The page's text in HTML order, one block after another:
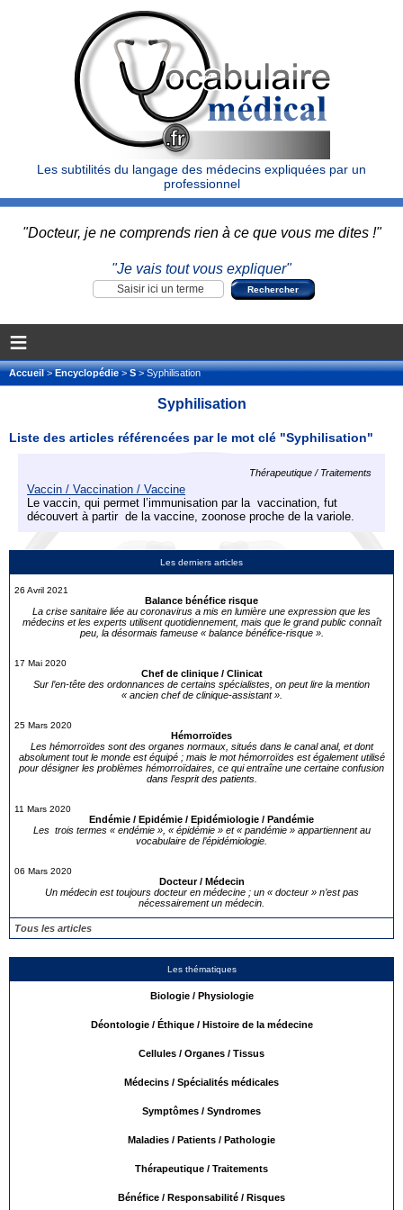
Les subtilités du langage des médecins expliquées par un
professionnel
"Docteur, je ne comprends rien à ce que vous me dites !"
"Je vais tout vous expliquer"
≡
Accueil>Encyclopédie>S> Syphilisation
Les derniers articles
26 Avril 2021
Balance bénéfice risque
La crise sanitaire liée au coronavirus a mis en lumière une expression que les
médecins et les experts utilisent quotidiennement, mais que le grand public connaît
peu, la désormais fameuse « balance bénéfice-risque ».
17 Mai 2020
Chef de clinique / Clinicat
Sur l’en-tête des ordonnances de certains spécialistes, on peut lire la mention
« ancien chef de clinique-assistant ».
25 Mars 2020
Hémorroïdes
Les hémorroïdes sont des organes normaux, situés dans le canal anal, et dont
absolument tout le monde est équipé ; mais le mot hémorroïdes est également utilisé
pour désigner les problèmes hémorroïdaires, ce qui entraîne une certaine confusion
dans l’esprit des patients.
11 Mars 2020
Endémie / Epidémie / Epidémiologie / Pandémie
Les trois termes « endémie », « épidémie » et « pandémie » appartiennent au
vocabulaire de l’épidémiologie.
06 Mars 2020
Docteur / Médecin
Un médecin est toujours docteur en médecine ; un « docteur » n’est pas
nécessairement un médecin.
Tous les articles
Les thématiques
Biologie / Physiologie
Déontologie / Éthique / Histoire de la médecine
Cellules / Organes / Tissus
Médecins / Spécialités médicales
Symptômes / Syndromes
Maladies / Patients / Pathologie
Thérapeutique / Traitements
Bénéfice / Responsabilité / Risques
Syphilisation
Liste des articles référencées par le mot clé "Syphilisation"
Thérapeutique / Traitements
Vaccin / Vaccination / Vaccine
Le vaccin, qui permet l’immunisation par la vaccination, fut
découvert à partir de la vaccine, zoonose proche de la variole.